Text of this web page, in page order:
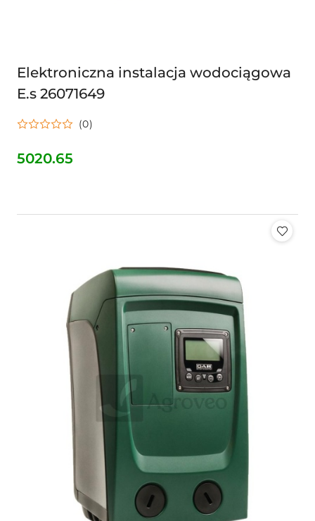
Elektroniczna instalacja wodociągowa
E.s 26071649
(0)
Cena:
5020.65